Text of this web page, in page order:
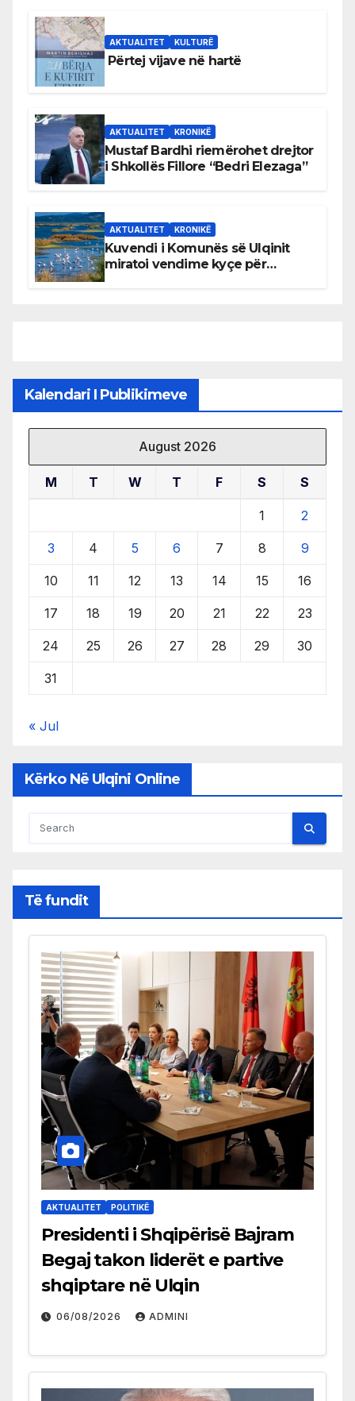
AKTUALITET KULTURË
Përtej vijave në hartë
AKTUALITET KRONIKË
Mustaf Bardhi riemërohet drejtor
i Shkollës Fillore “Bedri Elezaga”
AKTUALITET KRONIKË
Kuvendi i Komunës së Ulqinit
miratoi vendime kyçe për
Kalendari I Publikimeve
August 2026
M T W T F S S
1 2
3 4 5 6 7 8 9
10 11 12 13 14 15 16
17 18 19 20 21 22 23
24 25 26 27 28 29 30
31
« Jul
Kërko Në Ulqini Online
Të fundit
AKTUALITET POLITIKË
Presidenti i Shqipërisë Bajram
Begaj takon liderët e partive
shqiptare në Ulqin
06/08/2026 ADMINI